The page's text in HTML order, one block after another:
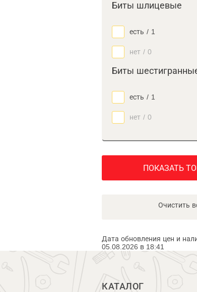
Биты шлицевые
есть / 1
нет / 0
Биты
есть / 1
нет / 0
ПОКАЗАТЬ
Очистить
Дата обновления цен и
05.08.2026 в 18:41
КАТАЛОГ